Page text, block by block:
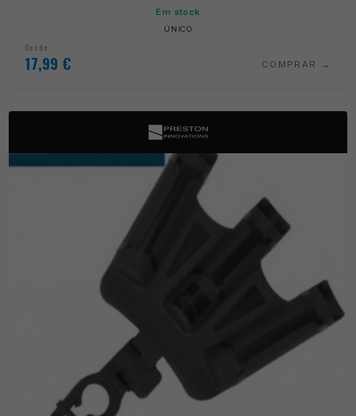
Em stock
ÚNICO
Desde
17,99 € COMPRAR